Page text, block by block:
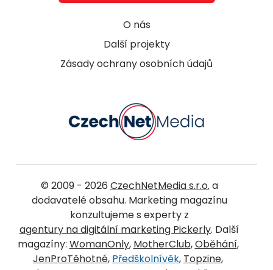
O nás
Další projekty
Zásady ochrany osobních údajů
© 2009 - 2026 CzechNetMedia s.r.o. a
dodavatelé obsahu. Marketing magazínu
konzultujeme s experty z
agentury na digitální marketing Pickerly. Další
magazíny: WomanOnly, MotherClub,Oběhání,
JenProTěhotné, Předškolnívěk, Topzine,